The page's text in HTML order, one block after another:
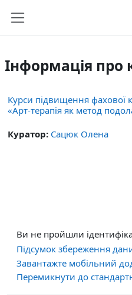
Інформація про
Курси підвищення фахової
«Арт-терапія як метод
Куратор: Сацюк Олена
Ви не пройшли
Підсумок збереження
Завантажте мобільний
Перемикнути до